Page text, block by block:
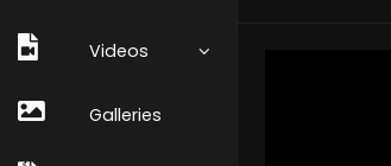
Videos
Galleries